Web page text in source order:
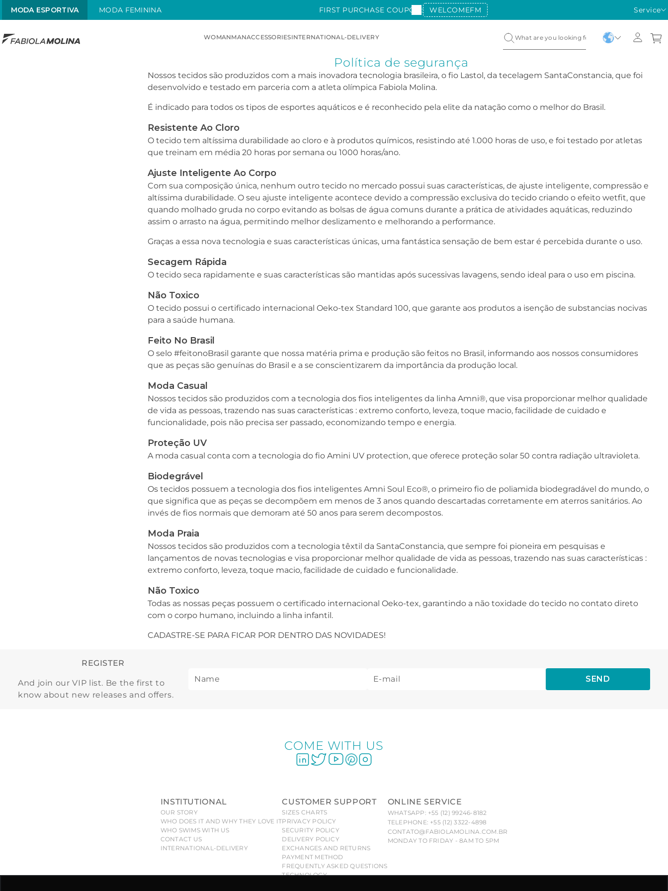
MODA ESPORTIVA MODA FEMININA FIRST PURCHASE COUPON: WELCOMEFM Service
WOMANMANACCESSORIESINTERNATIONAL-DELIVERY
Política de segurança
Nossos tecidos são produzidos com a mais inovadora tecnologia brasileira, o fio Lastol, da tecelagem SantaConstancia, que foi
desenvolvido e testado em parceria com a atleta olímpica Fabiola Molina.
É indicado para todos os tipos de esportes aquáticos e é reconhecido pela elite da natação como o melhor do Brasil.
Resistente Ao Cloro
O tecido tem altíssima durabilidade ao cloro e à produtos químicos, resistindo até 1.000 horas de uso, e foi testado por atletas
que treinam em média 20 horas por semana ou 1000 horas/ano.
Ajuste Inteligente Ao Corpo
Com sua composição única, nenhum outro tecido no mercado possui suas características, de ajuste inteligente, compressão e
altíssima durabilidade. O seu ajuste inteligente acontece devido a compressão exclusiva do tecido criando o efeito wetfit, que
quando molhado gruda no corpo evitando as bolsas de água comuns durante a prática de atividades aquáticas, reduzindo
assim o arrasto na água, permitindo melhor deslizamento e melhorando a performance.
Graças a essa nova tecnologia e suas características únicas, uma fantástica sensação de bem estar é percebida durante o uso.
Secagem Rápida
O tecido seca rapidamente e suas características são mantidas após sucessivas lavagens, sendo ideal para o uso em piscina.
Não Toxico
O tecido possui o certificado internacional Oeko-tex Standard 100, que garante aos produtos a isenção de substancias nocivas
para a saúde humana.
Feito No Brasil
O selo #feitonoBrasil garante que nossa matéria prima e produção são feitos no Brasil, informando aos nossos consumidores
que as peças são genuínas do Brasil e a se conscientizarem da importância da produção local.
Moda Casual
Nossos tecidos são produzidos com a tecnologia dos fios inteligentes da linha Amni®, que visa proporcionar melhor qualidade
de vida as pessoas, trazendo nas suas características : extremo conforto, leveza, toque macio, facilidade de cuidado e
funcionalidade, pois não precisa ser passado, economizando tempo e energia.
Proteção UV
A moda casual conta com a tecnologia do fio Amini UV protection, que oferece proteção solar 50 contra radiação ultravioleta.
Biodegrável
Os tecidos possuem a tecnologia dos fios inteligentes Amni Soul Eco®, o primeiro fio de poliamida biodegradável do mundo, o
que significa que as peças se decompõem em menos de 3 anos quando descartadas corretamente em aterros sanitários. Ao
invés de fios normais que demoram até 50 anos para serem decompostos.
Moda Praia
Nossos tecidos são produzidos com a tecnologia têxtil da SantaConstancia, que sempre foi pioneira em pesquisas e
lançamentos de novas tecnologias e visa proporcionar melhor qualidade de vida as pessoas, trazendo nas suas características :
extremo conforto, leveza, toque macio, facilidade de cuidado e funcionalidade.
Não Toxico
Todas as nossas peças possuem o certificado internacional Oeko-tex, garantindo a não toxidade do tecido no contato direto
com o corpo humano, incluindo a linha infantil.
CADASTRE-SE PARA FICAR POR DENTRO DAS NOVIDADES!
REGISTER
And join our VIP list. Be the first to
know about new releases and offers.
SEND
COME WITH US
INSTITUTIONAL
OUR STORY
WHO DOES IT AND WHY THEY LOVE IT
WHO SWIMS WITH US
CONTACT US
INTERNATIONAL-DELIVERY
CUSTOMER SUPPORT
SIZES CHARTS
PRIVACY POLICY
SECURITY POLICY
DELIVERY POLICY
EXCHANGES AND RETURNS
PAYMENT METHOD
FREQUENTLY ASKED QUESTIONS
TECHNOLOGY
ONLINE SERVICE
WHATSAPP: +55 (12) 99246-8182
TELEPHONE: +55 (12) 3322-4898
CONTATO@FABIOLAMOLINA.COM.BR
MONDAY TO FRIDAY - 8AM TO 5PM
maiô alças finas